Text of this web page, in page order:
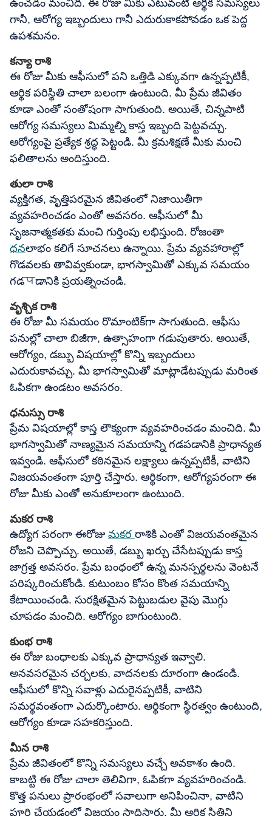
ఉంచడం మంచిది. ఈ రోజు మీకు ఎటువంటి ఆర్థిక సమస్యలు
గానీ, ఆరోగ్య ఇబ్బందులు గానీ ఎదురుకాకపోవడం ఒక పెద్ద
ఉపశమనం.
కన్యా రాశి
ఈ రోజు మీకు ఆఫీసులో పని ఒత్తిడి ఎక్కువగా ఉన్నప్పటికీ,
ఆర్థిక పరిస్థితి చాలా బలంగా ఉంటుంది. మీ ప్రేమ జీవితం
కూడా ఎంతో సంతోషంగా సాగుతుంది. అయితే, చిన్నపాటి
ఆరోగ్య సమస్యలు మిమ్మల్ని కాస్త ఇబ్బంది పెట్టవచ్చు.
ఆరోగ్యంపై ప్రత్యేక శ్రద్ధ పెట్టండి. మీ క్రమశిక్షణే మీకు మంచి
ఫలితాలను అందిస్తుంది.
తులా రాశి
వ్యక్తిగత, వృత్తిపరమైన జీవితంలో నిజాయితీగా
వ్యవహరించడం ఎంతో అవసరం. ఆఫీసులో మీ
సృజనాత్మకతకు మంచి గుర్తింపు లభిస్తుంది. రోజంతా
ధనలాభం కలిగే సూచనలు ఉన్నాయి. ప్రేమ వ్యవహారాల్లో
గొడవలకు తావివ్వకుండా, భాగస్వామితో ఎక్కువ సమయం
గడपడానికి ప్రయత్నించండి.
వృశ్చిక రాశి
ఈ రోజు మీ సమయం రొమాంటిక్‌గా సాగుతుంది. ఆఫీసు
పనుల్లో చాలా బిజీగా, ఉత్సాహంగా గడుపుతారు. అయితే,
ఆరోగ్యం, డబ్బు విషయాల్లో కొన్ని ఇబ్బందులు
ఎదురుకావచ్చు. మీ భాగస్వామితో మాట్లాడేటప్పుడు మరింత
ఓపికగా ఉండటం అవసరం.
ధనుస్సు రాశి
ప్రేమ విషయాల్లో కాస్త లౌక్యంగా వ్యవహరించడం మంచిది. మీ
భాగస్వామితో నాణ్యమైన సమయాన్ని గడపడానికి ప్రాధాన్యత
ఇవ్వండి. ఆఫీసులో కఠినమైన లక్ష్యాలు ఉన్నప్పటికీ, వాటిని
విజయవంతంగా పూర్తి చేస్తారు. ఆర్థికంగా, ఆరోగ్యపరంగా ఈ
రోజు మీకు ఎంతో అనుకూలంగా ఉంటుంది.
మకర రాశి
ఉద్యోగ పరంగా ఈరోజు మకర రాశికి ఎంతో విజయవంతమైన
రోజని చెప్పొచ్చు. అయితే, డబ్బు ఖర్చు చేసేటప్పుడు కాస్త
జాగ్రత్త అవసరం. ప్రేమ బంధంలో ఉన్న మనస్పర్థలను వెంటనే
పరిష్కరించుకోండి. కుటుంబం కోసం కొంత సమయాన్ని
కేటాయించండి. సురక్షితమైన పెట్టుబడుల వైపు మొగ్గు
చూపడం మంచిది. ఆరోగ్యం బాగుంటుంది.
కుంభ రాశి
ఈ రోజు బంధాలకు ఎక్కువ ప్రాధాన్యత ఇవ్వాలి.
అనవసరమైన చర్చలకు, వాదనలకు దూరంగా ఉండండి.
ఆఫీసులో కొన్ని సవాళ్లు ఎదురైనప్పటికీ, వాటిని
సమర్థవంతంగా ఎదుర్కొంటారు. ఆర్థికంగా స్థిరత్వం ఉంటుంది,
ఆరోగ్యం కూడా సహకరిస్తుంది.
మీన రాశి
ప్రేమ జీవితంలో కొన్ని సమస్యలు వచ్చే అవకాశం ఉంది.
కాబట్టి ఈ రోజు చాలా తెలివిగా, ఓపికగా వ్యవహరించండి.
కొత్త పనులు ప్రారంభంలో సవాలుగా అనిపించినా, వాటిని
పూర్తి చేయడంలో విజయం సాధిస్తారు. మీ ఆర్థిక స్థితిని